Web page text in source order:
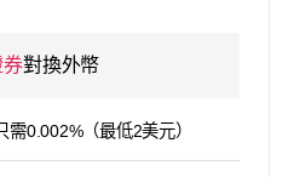
券對換外幣
需0.002%（最低2美元）